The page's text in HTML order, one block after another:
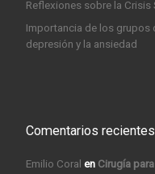
Reflexiones sobre la Crisis
Importancia de los grupos
depresión y la ansiedad
Comentarios recientes
Emilio Coral en Cirugía